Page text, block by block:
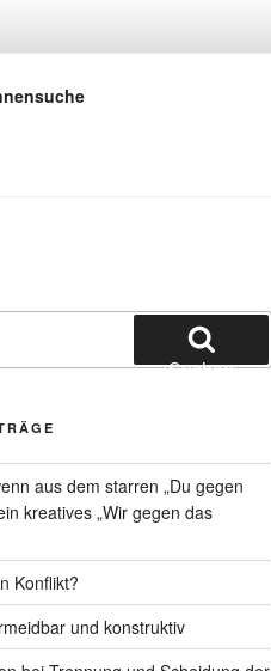
E.V.
Suchen
aus dem starren „Du gegen
kreatives „Wir gegen das
Konflikt?
und konstruktiv